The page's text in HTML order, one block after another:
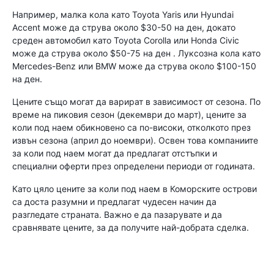
Например, малка кола като Toyota Yaris или Hyundai
Accent може да струва около $30-50 на ден, докато
среден автомобил като Toyota Corolla или Honda Civic
може да струва около $50-75 на ден . Луксозна кола като
Mercedes-Benz или BMW може да струва около $100-150
на ден.
Цените също могат да варират в зависимост от сезона. По
време на пиковия сезон (декември до март), цените за
коли под наем обикновено са по-високи, отколкото през
извън сезона (април до ноември). Освен това компаниите
за коли под наем могат да предлагат отстъпки и
специални оферти през определени периоди от годината.
Като цяло цените за коли под наем в Коморските острови
са доста разумни и предлагат чудесен начин да
разгледате страната. Важно е да пазарувате и да
сравнявате цените, за да получите най-добрата сделка.